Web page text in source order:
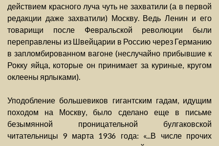
действием красного луча чуть не захватили (а в первой
редакции даже захватили) Москву. Ведь Ленин и его
товарищи после Февральской революции были
переправлены из Швейцарии в Россию через Германию
в запломбированном вагоне (неслучайно прибывшие к
Рокку яйца, которые он принимает за куриные, кругом
оклеены ярлыками).
Уподобление большевиков гигантским гадам, идущим
походом на Москву, было сделано еще в письме
безымянной проницательной булгаковской
читательницы 9 марта 1936 года: «...В числе прочих